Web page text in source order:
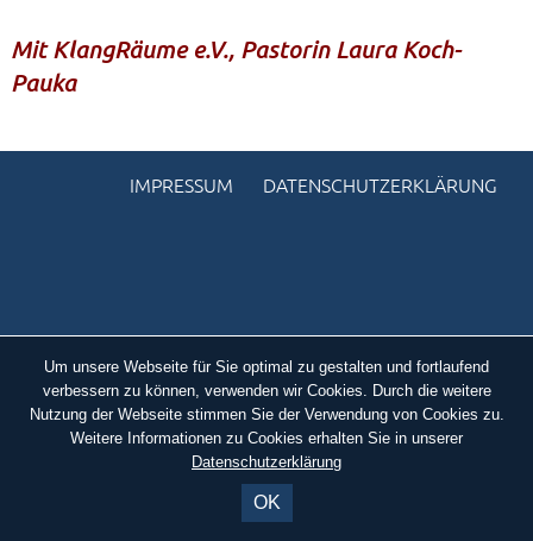
KONTAKTE
UNSER PROFIL
FILM ZUR KIRCHE DER STILLE
ARCHIV
IMPRESSUM
DATENSCHUTZERKLÄRUNG
Mit KlangRäume e.V., Pastorin Laura Koch-
Pauka
IMPRESSUM DATENSCHUTZERKLÄRUNG
Um unsere Webseite für Sie optimal zu gestalten und fortlaufend
verbessern zu können, verwenden wir Cookies. Durch die weitere
Nutzung der Webseite stimmen Sie der Verwendung von Cookies zu.
Weitere Informationen zu Cookies erhalten Sie in unserer
Datenschutzerklärung
OK